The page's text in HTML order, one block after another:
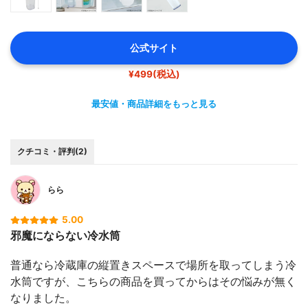
公式サイト
¥499(税込)
最安値・商品詳細をもっと見る
クチコミ・評判(2)
らら
5.00
邪魔にならない冷水筒
普通なら冷蔵庫の縦置きスペースで場所を取ってしまう冷
水筒ですが、こちらの商品を買ってからはその悩みが無く
なりました。